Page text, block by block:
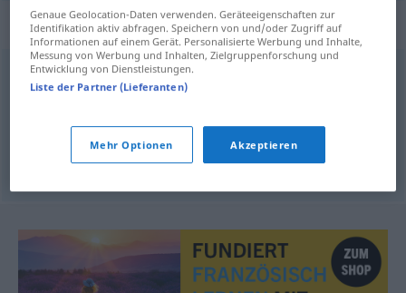
Synonyme für "Dokument"
Unterlage,Beleg,Schriftstück
Manuskript,Schriftstück
Genaue Geolocation-Daten verwenden. Geräteeigenschaften zur
Identifikation aktiv abfragen. Speichern von und/oder Zugriff auf
Informationen auf einem Gerät. Personalisierte Werbung und Inhalte,
Messung von Werbung und Inhalten, Zielgruppenforschung und
Entwicklung von Dienstleistungen.
Liste der Partner (Lieferanten)
Mehr Optionen Akzeptieren